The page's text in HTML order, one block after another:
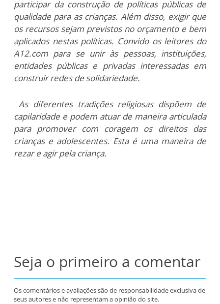
participar da construção de políticas públicas de
qualidade para as crianças. Além disso, exigir que
os recursos sejam previstos no orçamento e bem
aplicados nestas políticas. Convido os leitores do
A12.com para se unir às pessoas, instituições,
entidades públicas e privadas interessadas em
construir redes de solidariedade.
As diferentes tradições religiosas dispõem de
capilaridade e podem atuar de maneira articulada
para promover com coragem os direitos das
crianças e adolescentes. Esta é uma maneira de
rezar e agir pela criança.
Seja o primeiro a comentar
Os comentários e avaliações são de responsabilidade exclusiva de
seus autores e não representam a opinião do site.